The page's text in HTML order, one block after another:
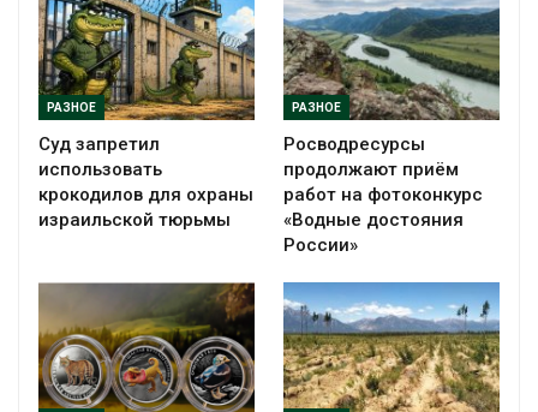
РАЗНОЕ
Суд запретил
использовать
крокодилов для охраны
израильской тюрьмы
РАЗНОЕ
Росводресурсы
продолжают приём
работ на фотоконкурс
«Водные достояния
России»